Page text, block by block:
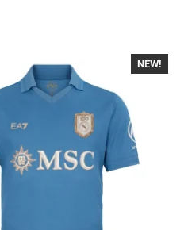
-40%
NEW!